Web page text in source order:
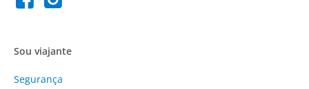
Sou viajante
Segurança